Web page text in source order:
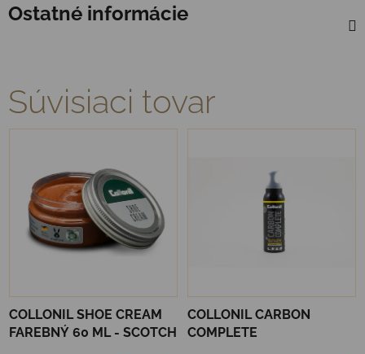
Ostatné informácie
Súvisiaci tovar
COLLONIL SHOE CREAM
FAREBNÝ 60 ML - SCOTCH
COLLONIL CARBON
COMPLETE